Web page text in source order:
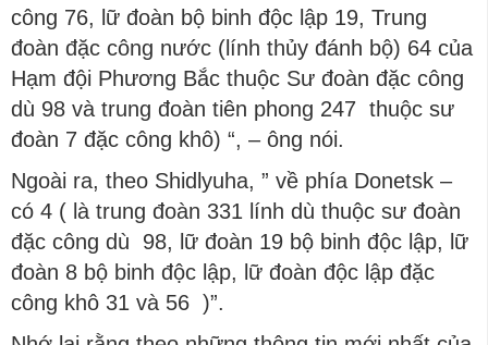
công 76, lữ đoàn bộ binh độc lập 19, Trung
đoàn đặc công nước (lính thủy đánh bộ) 64 của
Hạm đội Phương Bắc thuộc Sư đoàn đặc công
dù 98 và trung đoàn tiên phong 247 thuộc sư
đoàn 7 đặc công khô) “, – ông nói.
Ngoài ra, theo Shidlyuha, ” về phía Donetsk –
có 4 ( là trung đoàn 331 lính dù thuộc sư đoàn
đặc công dù 98, lữ đoàn 19 bộ binh độc lập, lữ
đoàn 8 bộ binh độc lập, lữ đoàn độc lập đặc
công khô 31 và 56 )”.